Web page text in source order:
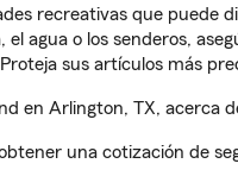
recreativas que puede
agua o los senderos,
sus artículos más
en Arlington, TX, acerca
una cotización de